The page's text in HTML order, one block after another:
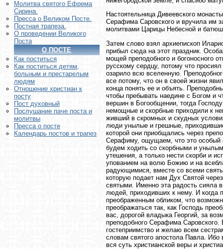
Молитва святого Ефрема
Сирина.
Пресса о Великом Посте.
Постная трапеза.
О проведении Великого
Поста
О ПОСТЕ
Как поститься
Как поститься детям,
больным и престарелым
людям
Отношение христиан к
посту
Пост духовный
Послушание паче поста и
молитвы
Пресса о посте
Календарь постов и трапез
Настоятельница Дивеевского
Серафима Саровского и вручила им
молитвами Царицы Небесной и
Затем слово взял архиепископ
прибыл сюда на этот праздник.
мощей преподобного и богоносного
русскому сердцу, потому что
озарило всю вселенную.
все потому, что он в своей жизни
конца понять ее и объять.
чтобы пребывать наедине с Богом и
вершин в Богообщении, тогда
немощные и скорбные приходили к
живший в скромных и скудных
люди унылые и грешные,
которой они приобщались через
Серафиму, ощущаем, что это особый
будем ходить со скорбными и
утешения, а только нести скорби и
упованием на волю Божию и на
радующимися, вместе со всеми
которую подает нам Дух Святой
святыми. Именно эта радость сияла
людей, приходивших к нему. И
преображенным обликом, что
преображаться так, как Господь
вас, дорогой владыка Георгий, за
преподобного Серафима
гостеприимство и желаю всем
словам святого апостола Павла.
вся суть христианской веры и